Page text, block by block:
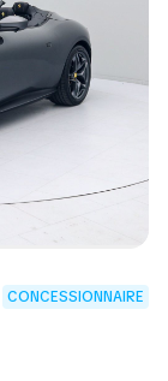
CONCESSIONNAIRE